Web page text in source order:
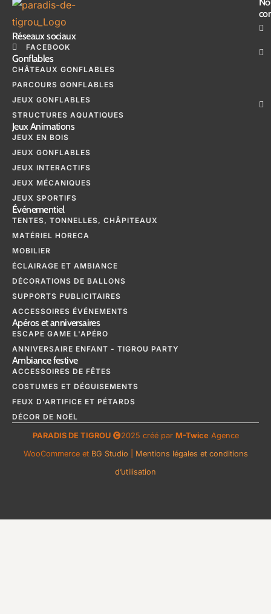
Réseaux sociaux
FACEBOOK
Gonflables
CHÂTEAUX GONFLABLES
PARCOURS GONFLABLES
JEUX GONFLABLES
STRUCTURES AQUATIQUES
Jeux Animations
JEUX EN BOIS
JEUX GONFLABLES
JEUX INTERACTIFS
JEUX MÉCANIQUES
JEUX SPORTIFS
Événementiel
TENTES, TONNELLES, CHÂPITEAUX
MATÉRIEL HORECA
MOBILIER
ÉCLAIRAGE ET AMBIANCE
DÉCORATIONS DE BALLONS
SUPPORTS PUBLICITAIRES
ACCESSOIRES ÉVÉNEMENTS
Apéros et anniversaires
ESCAPE GAME L'APÉRO
ANNIVERSAIRE ENFANT - TIGROU PARTY
Ambiance festive
ACCESSOIRES DE FÊTES
COSTUMES ET DÉGUISEMENTS
FEUX D'ARTIFICE ET PÉTARDS
DÉCOR DE NOËL
PARADIS DE TIGROU 2025 créé par M-Twice Agence
WooCommerce et BG Studio
Mentions légales et conditions
d’utilisation